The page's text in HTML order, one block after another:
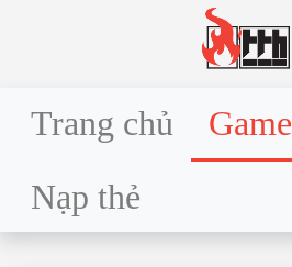
Trang chủ Game
Nạp thẻ